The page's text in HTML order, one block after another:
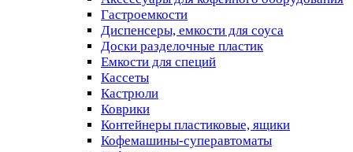
Гастроемкости
Диспенсеры, емкости для соуса
Доски разделочные пластик
Емкости для специй
Кассеты
Кастрюли
Коврики
Контейнеры пластиковые, ящики
Кофемашины-суперавтоматы